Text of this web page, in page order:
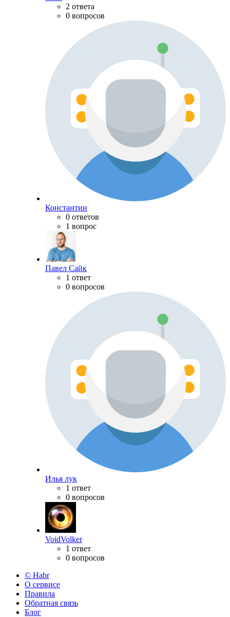
2 ответа
0 вопросов
Константин
0 ответов
1 вопрос
Павел Сайк
1 ответ
0 вопросов
Илья лук
1 ответ
0 вопросов
VoidVolker
1 ответ
0 вопросов
© Habr
О сервисе
Правила
Обратная связь
Блог